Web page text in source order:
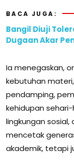
BACA JUGA:
Bangil Diuji
Dugaan Akar
Ia menegaskan,
kebutuhan
pendamping,
kehidupan
lingkungan
mencetak
akademik, tetapi